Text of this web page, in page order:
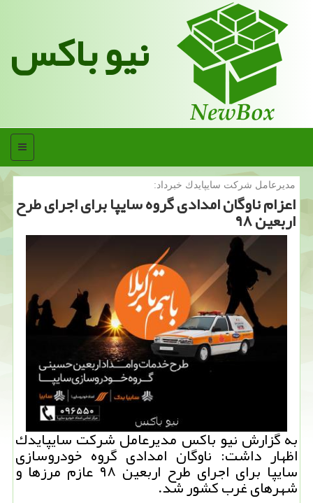
نیو باکس
منو
مدیرعامل شركت سایپایدك خبرداد:
اعزام ناوگان امدادی گروه سایپا برای اجرای طرح
اربعین ۹۸
به گزارش نیو باكس مدیرعامل شركت سایپایدك
اظهار داشت: ناوگان امدادی گروه خودروسازی
سایپا برای اجرای طرح اربعین ۹۸ عازم مرزها و
شهرهای غرب كشور شد.